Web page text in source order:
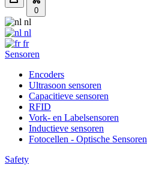
0
nl
nl
fr
Sensoren
Encoders
Ultrasoon sensoren
Capacitieve sensoren
RFID
Vork- en Labelsensoren
Inductieve sensoren
Fotocellen - Optische Sensoren
Safety